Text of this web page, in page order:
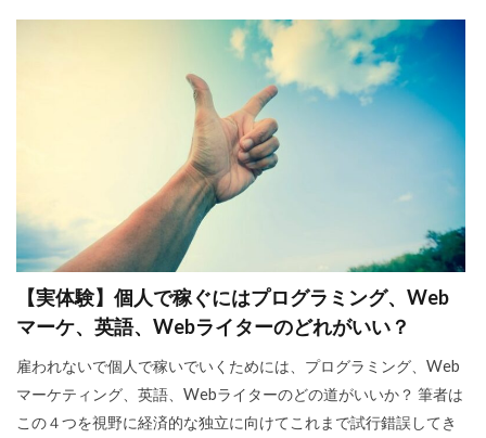
【実体験】個人で稼ぐにはプログラミング、Web
マーケ、英語、Webライターのどれがいい？
雇われないで個人で稼いでいくためには、プログラミング、Web
マーケティング、英語、Webライターのどの道がいいか？ 筆者は
この４つを視野に経済的な独立に向けてこれまで試行錯誤してき